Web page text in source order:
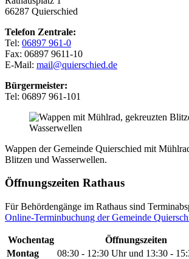
66287 Quierschied
Telefon Zentrale:
Tel: 06897 961-0
Fax: 06897 9611-10
E-Mail: mail@quierschied.de
Bürgermeister:
Tel: 06897 961-101
Wappen der Gemeinde Quierschied mit
Blitzen und Wasserwellen.
Öffnungszeiten Rathaus
Für Behördengänge im Rathaus sind
Online-Terminbuchung der Gemeinde
Wochentag
Öffnungszeiten
Montag
08:30 - 12:30 Uhr und 13:30 -